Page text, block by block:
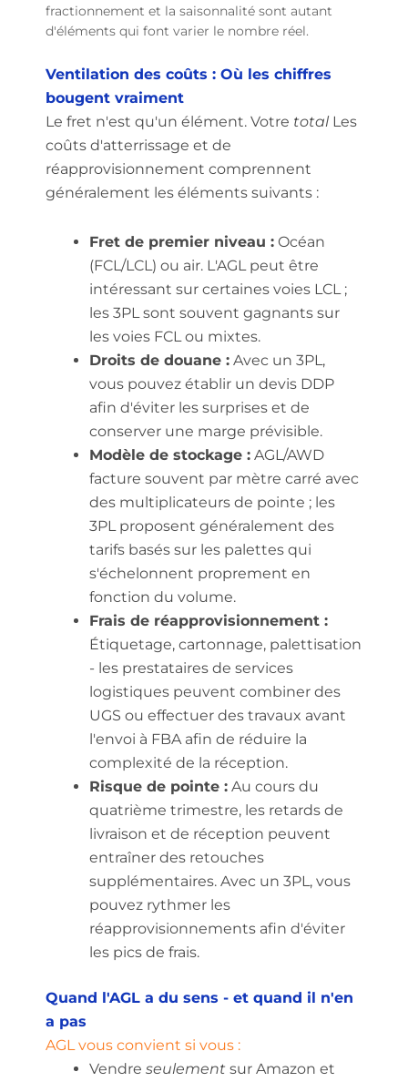
fractionnement et la saisonnalité sont autant
d'éléments qui font varier le nombre réel.
Ventilation des coûts : Où les chiffres
bougent vraiment
Le fret n'est qu'un élément. Votre totalLes
coûts d'atterrissage et de
réapprovisionnement comprennent
généralement les éléments suivants :
Fret de premier niveau :Océan
(FCL/LCL) ou air. L'AGL peut être
intéressant sur certaines voies LCL ;
les 3PL sont souvent gagnants sur
les voies FCL ou mixtes.
Droits de douane :Avec un 3PL,
vous pouvez établir un devis DDP
afin d'éviter les surprises et de
conserver une marge prévisible.
Modèle de stockage :AGL/AWD
facture souvent par mètre carré avec
des multiplicateurs de pointe ; les
3PL proposent généralement des
tarifs basés sur les palettes qui
s'échelonnent proprement en
fonction du volume.
Frais de réapprovisionnement :
Étiquetage, cartonnage, palettisation
- les prestataires de services
logistiques peuvent combiner des
UGS ou effectuer des travaux avant
l'envoi à FBA afin de réduire la
complexité de la réception.
Risque de pointe :Au cours du
quatrième trimestre, les retards de
livraison et de réception peuvent
entraîner des retouches
supplémentaires. Avec un 3PL, vous
pouvez rythmer les
réapprovisionnements afin d'éviter
les pics de frais.
Quand l'AGL a du sens - et quand il n'en
a pas
AGL vous convient si vous :
Vendre seulement sur Amazon et